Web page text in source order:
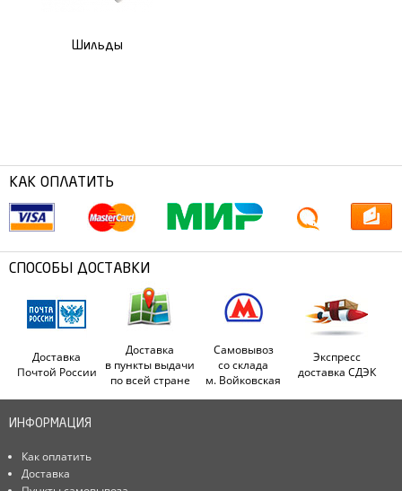
Шильды
КАК ОПЛАТИТЬ
СПОСОБЫ ДОСТАВКИ
Доставка
Почтой России
Доставка
в пункты выдачи
по всей стране
Самовывоз
со склада
м. Войковская
Экспресс
доставка СДЭК
ИНФОРМАЦИЯ
Как оплатить
Доставка